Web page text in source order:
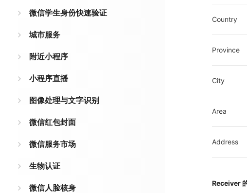
微信学生身份快速验证
城市服务
附近小程序
小程序直播
图像处理与文字识别
微信红包封面
微信服务市场
生物认证
微信人脸核身
Country
Province
City
Area
Address
Receiver